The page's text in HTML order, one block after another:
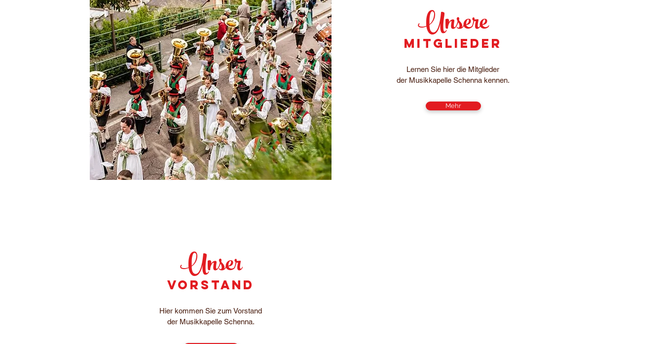
Unser
vorstand
Hier kommen Sie zum Vorstand
der Musikkapelle Schenna.
Unsere
Mitglieder
Lernen Sie hier die Mitglieder
der Musikkapelle Schenna kennen.
Mehr